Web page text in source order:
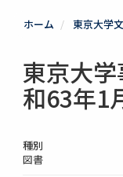
ホーム 東京大学
東京大
和63年1
種別
図書